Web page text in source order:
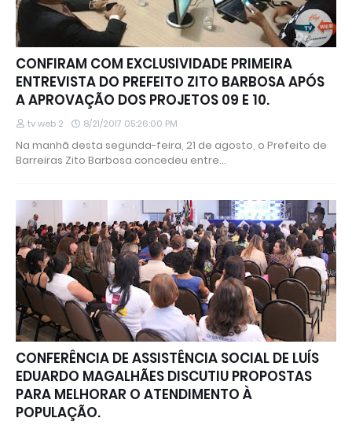
CONFIRAM COM EXCLUSIVIDADE PRIMEIRA
ENTREVISTA DO PREFEITO ZITO BARBOSA APÓS
A APROVAÇÃO DOS PROJETOS 09 E 10.
tv web 2 8/21/2017 05:26:00 PM
Na manhã desta segunda-feira, 21 de agosto, o Prefeito de
Barreiras Zito Barbosa concedeu entre…
CONFERÊNCIA DE ASSISTÊNCIA SOCIAL DE LUÍS
EDUARDO MAGALHÃES DISCUTIU PROPOSTAS
PARA MELHORAR O ATENDIMENTO À
POPULAÇÃO.